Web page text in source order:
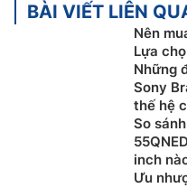
BÀI VIẾT LIÊN
Nên
Lựa
Những
Sony
thế hệ
So
inch
Ưu